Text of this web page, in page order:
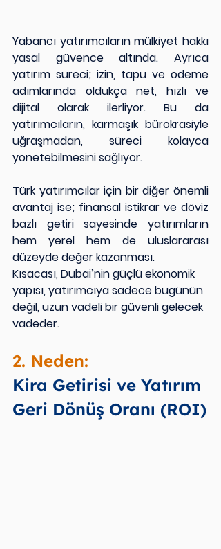
Yabancı yatırımcıların mülkiyet hakkı
yasal güvence altında. Ayrıca
yatırım süreci; izin, tapu ve ödeme
adımlarında oldukça net, hızlı ve
dijital olarak ilerliyor. Bu da
yatırımcıların, karmaşık bürokrasiyle
uğraşmadan, süreci kolayca
yönetebilmesini sağlıyor.
Türk yatırımcılar için bir diğer önemli
avantaj ise; finansal istikrar ve döviz
bazlı getiri sayesinde yatırımların
hem yerel hem de uluslararası
düzeyde değer kazanması.
Kısacası, Dubai’nin güçlü ekonomik
yapısı, yatırımcıya sadece bugünün
değil, uzun vadeli bir güvenli gelecek
vadeder.
2. Neden:
Kira Getirisi ve Yatırım
Geri Dönüş Oranı (ROI)